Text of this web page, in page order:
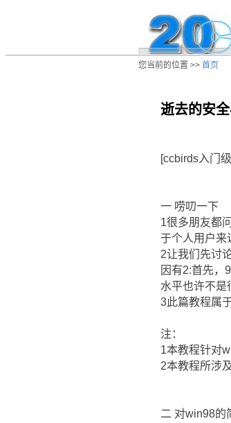
您当前的位置 >> 首页
逝去的安
[ccbirds入门
一 唠叨一下
1很多朋友都
于个人用户来
2让我们先讨
因有2:首先，
水平也许不是
3此篇教程属
注：
1本教程针对
2本教程所涉
二 对win98的